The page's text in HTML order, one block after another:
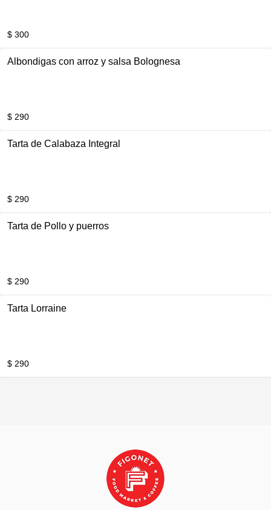
$ 300
Albondigas con arroz y salsa Bolognesa
$ 290
Tarta de Calabaza Integral
$ 290
Tarta de Pollo y puerros
$ 290
Tarta Lorraine
$ 290